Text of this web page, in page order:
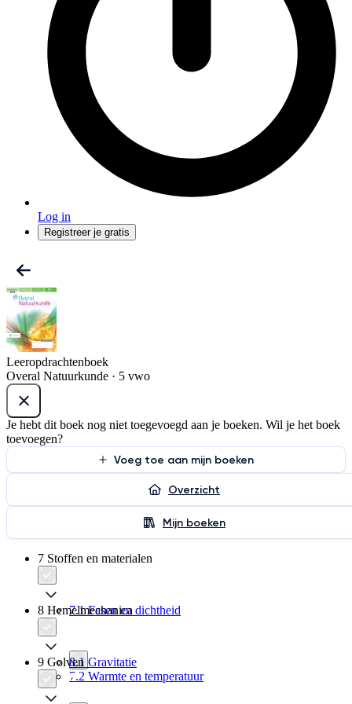
Log in
Registreer je gratis
Leeropdrachtenboek
Overal Natuurkunde · 5 vwo
Je hebt dit boek nog niet toegevoegd aan je boeken. Wil je het boek
toevoegen?
Voeg toe aan mijn boeken
Overzicht
Mijn boeken
7 Stoffen en materialen
7.1 Fasen en dichtheid
7.2 Warmte en temperatuur
8 Hemelmechanica
8.1 Gravitatie
9 Golven